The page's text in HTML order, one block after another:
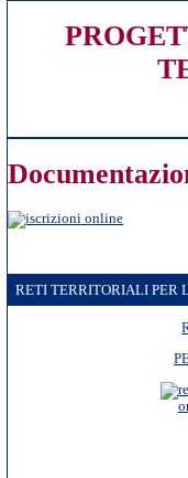
RETI TERRITORIALI PER